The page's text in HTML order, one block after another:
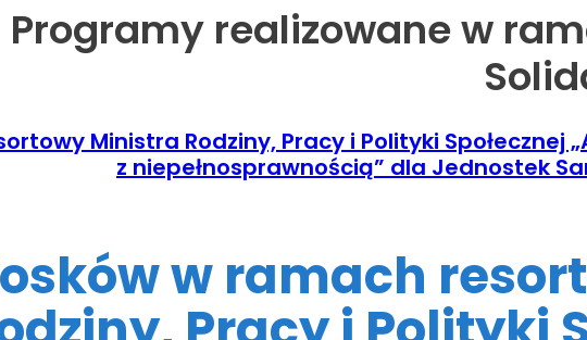
Programy realizowane w
Ministra Rodziny, Pracy i Polityki Społecznej
z niepełnosprawnością” dla Jednostek
w ramach